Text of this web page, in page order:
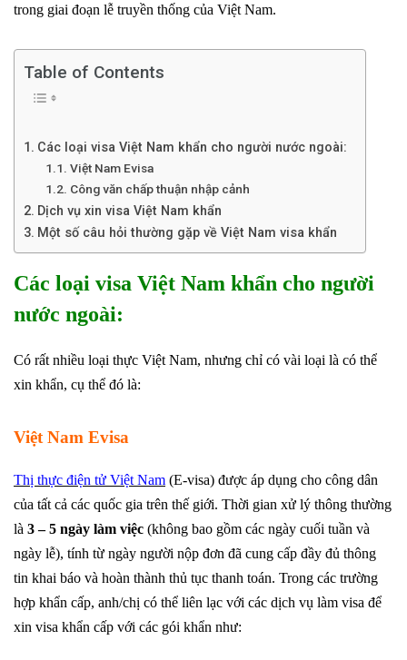
trong giai đoạn lễ truyền thống của Việt Nam.
Table of Contents
Các loại visa Việt Nam khẩn cho người nước ngoài:
Việt Nam Evisa
Công văn chấp thuận nhập cảnh
Dịch vụ xin visa Việt Nam khẩn
Một số câu hỏi thường gặp về Việt Nam visa khẩn
Các loại visa Việt Nam khẩn cho người
nước ngoài:
Có rất nhiều loại thực Việt Nam, nhưng chỉ có vài loại là có thể
xin khẩn, cụ thể đó là:
Việt Nam Evisa
Thị thực điện tử Việt Nam (E-visa) được áp dụng cho công dân
của tất cả các quốc gia trên thế giới. Thời gian xử lý thông thường
là 3 – 5 ngày làm việc (không bao gồm các ngày cuối tuần và
ngày lễ), tính từ ngày người nộp đơn đã cung cấp đầy đủ thông
tin khai báo và hoàn thành thủ tục thanh toán. Trong các trường
hợp khẩn cấp, anh/chị có thể liên lạc với các dịch vụ làm visa để
xin visa khẩn cấp với các gói khẩn như: